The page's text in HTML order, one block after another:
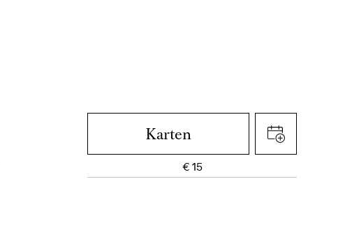
Karten
€ 15